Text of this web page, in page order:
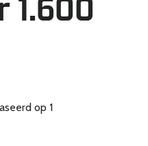
1.600
op 1